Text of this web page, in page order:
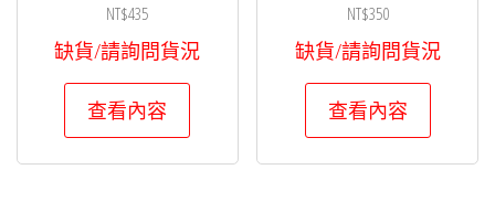
NT$435
缺貨/請詢問貨況
查看內容
NT$350
缺貨/請詢問貨況
查看內容